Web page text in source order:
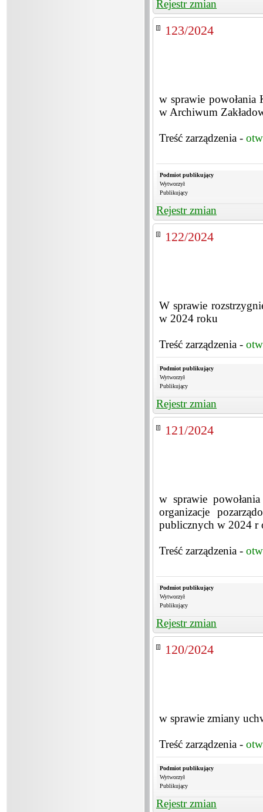
Rejestr zmian
123/2024
w sprawie powołania
w Archiwum
Treść zarządzenia -
Podmiot publikujący
Wytworzył
Publikujący
Rejestr zmian
122/2024
W sprawie
w 2024 roku
Treść zarządzenia -
Podmiot publikujący
Wytworzył
Publikujący
Rejestr zmian
121/2024
w sprawie
organizacje
publicznych w 2024 r
Treść zarządzenia -
Podmiot publikujący
Wytworzył
Publikujący
Rejestr zmian
120/2024
w sprawie zmiany
Treść zarządzenia -
Podmiot publikujący
Wytworzył
Publikujący
Rejestr zmian